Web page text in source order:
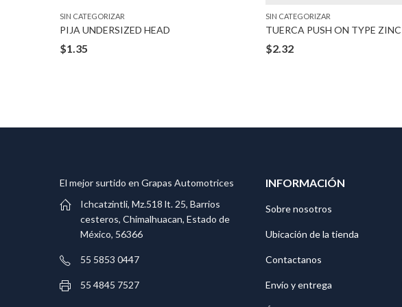
SIN CATEGORIZAR
PIJA UNDERSIZED HEAD
$1.35
SIN CATEGORIZAR
$2.32
El mejor surtido en Grapas Automotrices
Ichcatzintli, Mz.518 lt. 25, Barrios
cesteros, Chimalhuacan, Estado de
México, 56366
55 5853 0447
55 4845 7527
INFORMACIÓN
Sobre nosotros
Ubicación de la tienda
Contactanos
Envío y entrega